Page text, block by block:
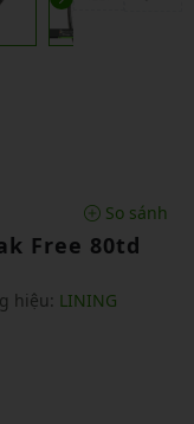
So sánh
Free 80td
hiệu: LINING